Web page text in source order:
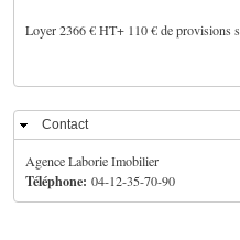
Loyer 2366 € HT+ 110 € de provisions
Masquer
Contact
Agence Laborie Imobilier
Téléphone: 04-12-35-70-90